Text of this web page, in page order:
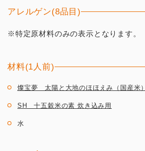
アレルゲン(8品目)
※特定原材料のみの表示となります。
材料(1人前)
燦宝夢 太陽と大地のほほえみ（国産米）
SH 十五穀米の素 炊き込み用
水